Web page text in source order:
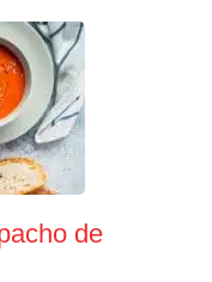
de